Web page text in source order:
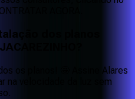
AGORA.
dos planos
os planos! 🤩 Assine Alares
na velocidade da luz sem